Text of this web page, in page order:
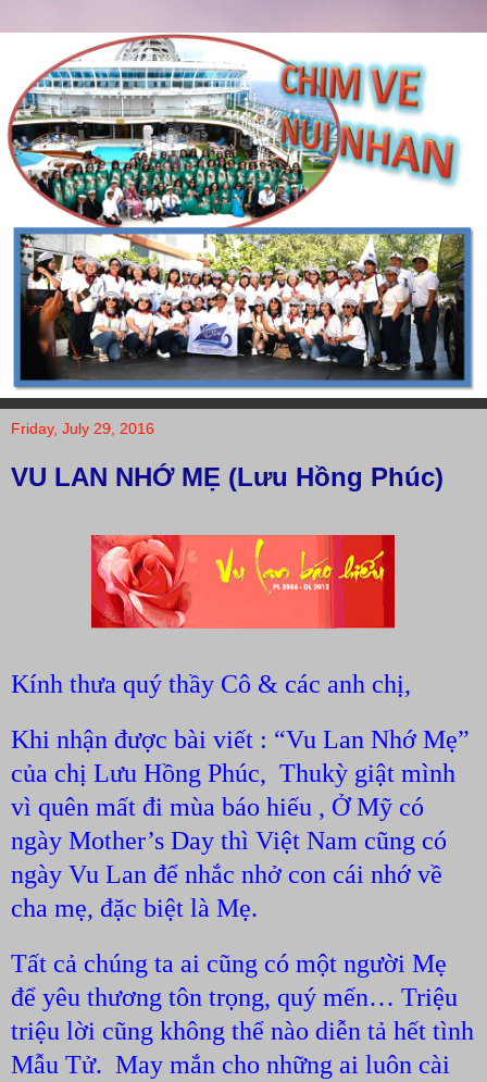
Friday, July 29, 2016
VU LAN NHỚ MẸ (Lưu Hồng Phúc)
Kính thưa quý thầy Cô & các anh chị,
Khi nhận được bài viết : “Vu Lan Nhớ Mẹ”
của chị Lưu Hồng Phúc, Thukỳ giật mình
vì quên mất đi mùa báo hiếu , Ở Mỹ có
ngày Mother’s Day thì Việt Nam cũng có
ngày Vu Lan để nhắc nhở con cái nhớ về
cha mẹ, đặc biệt là Mẹ.
Tất cả chúng ta ai cũng có một người Mẹ
để yêu thương tôn trọng, quý mến… Triệu
triệu lời cũng không thể nào diễn tả hết tình
Mẫu Tử. May mắn cho những ai luôn cài